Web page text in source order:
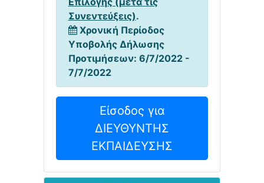
Συνεντεύξεις).
Χρονική Περίοδος
Υποβολής Δήλωσης
Προτιμήσεων: 6/7/2022 -
7/7/2022
Είσοδος για
ΔΙΕΥΘΥΝΤΗΣ
ΕΚΠΑΙΔΕΥΣΗΣ